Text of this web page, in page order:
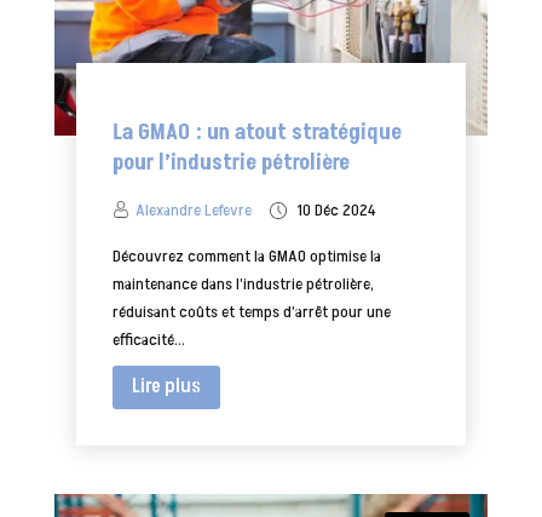
La GMAO : un atout stratégique
pour l’industrie pétrolière
Alexandre Lefevre
10 Déc 2024
Découvrez comment la GMAO optimise la
maintenance dans l’industrie pétrolière,
réduisant coûts et temps d’arrêt pour une
efficacité...
Lire plus